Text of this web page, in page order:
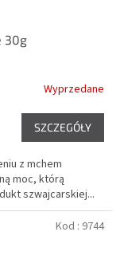
30g
Wyprzedane
SZCZEGÓŁY
z mchem
moc, którą
szwajcarskiej...
Kod : 9744